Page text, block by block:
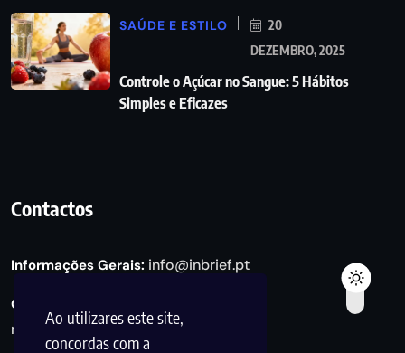
Ao utilizares este site,
concordas com a
SAÚDE E ESTILO
20
DEZEMBRO, 2025
Controle o Açúcar no Sangue: 5 Hábitos
Simples e Eficazes
Contactos
Informações Gerais: info@inbrief.pt
Consultas de Marketing e Parcerias:
marketing@inbrief.pt